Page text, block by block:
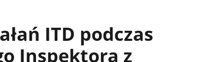
ITD podczas
Inspektora z